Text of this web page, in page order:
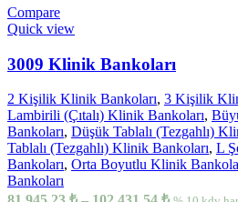
Compare
Quick view
3009 Klinik Bankoları
2 Kişilik Klinik Bankoları, 3 Kişilik
Lambirili (Çıtalı) Klinik Bankoları,
Bankoları, Düşük Tablalı (Tezgahlı)
Tablalı (Tezgahlı) Klinik Bankoları, L
Bankoları, Orta Boyutlu Klinik
Bankoları